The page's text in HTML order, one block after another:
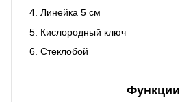
Линейка 5 см
Кислородный ключ
Стеклобой
Функции